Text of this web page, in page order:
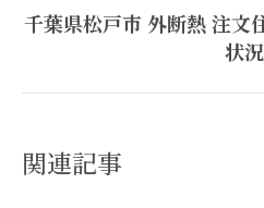
千葉県松戸市 外断熱 注
状況
関連記事